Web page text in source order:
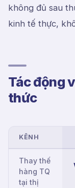
không đủ sau
kinh tế thực,
Tác động
thức
KÊNH
Thay thế
hàng TQ
tại thị